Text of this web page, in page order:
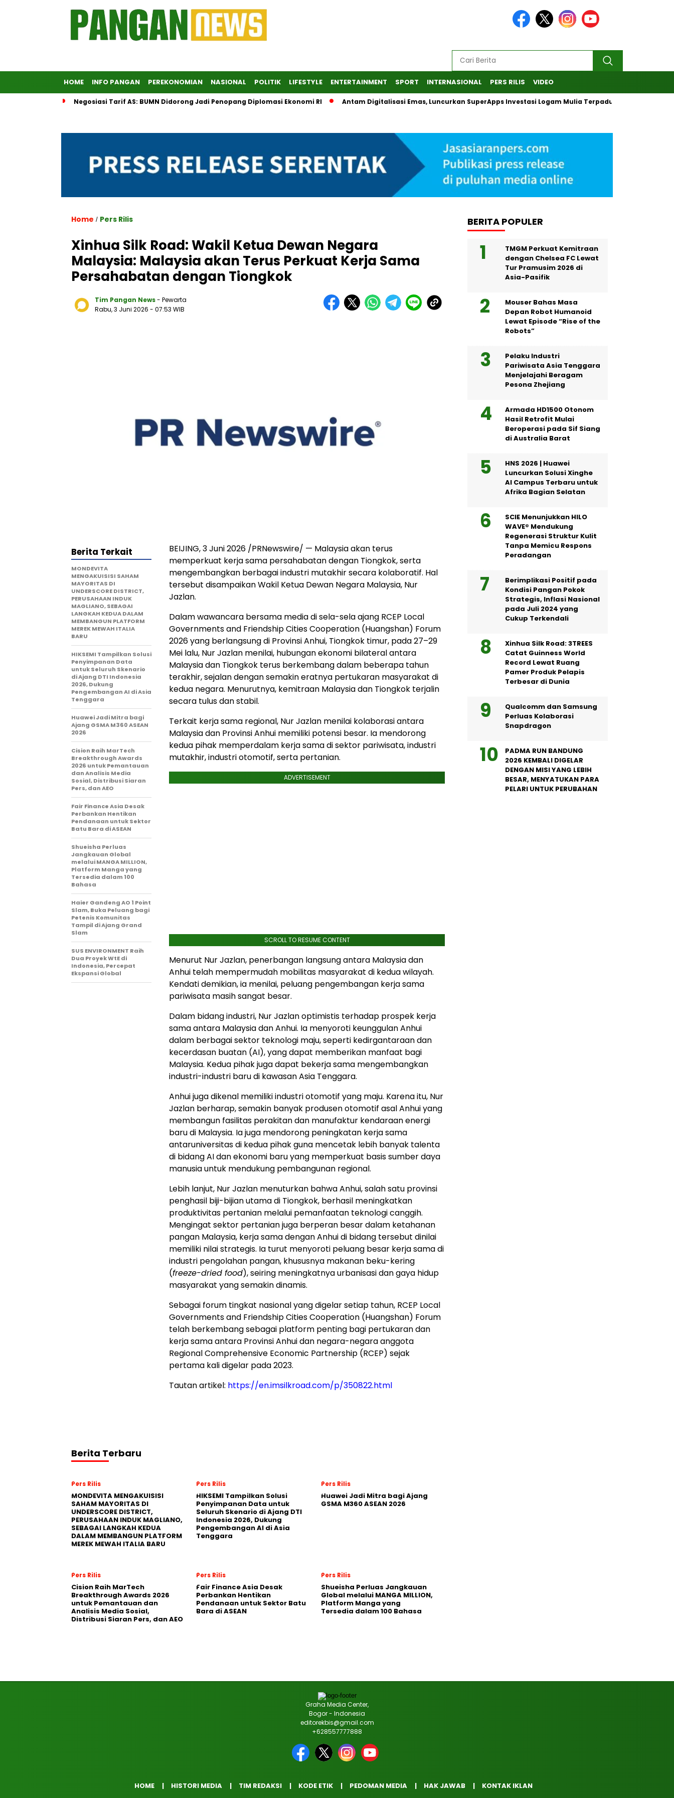
HOME INFO PANGAN PEREKONOMIAN NASIONAL POLITIK LIFESTYLE ENTERTAINMENT SPORT INTERNASIONAL PERS RILIS VIDEO
Negosiasi Tarif AS: BUMN Didorong Jadi Penopang Diplomasi Ekonomi RI Antam Digitalisasi Emas, Luncurkan SuperApps Investasi Logam Mulia Terpadu
Home / Pers Rilis
Xinhua Silk Road: Wakil Ketua Dewan Negara
Malaysia: Malaysia akan Terus Perkuat Kerja Sama
Persahabatan dengan Tiongkok
Tim Pangan News- Pewarta
Rabu, 3 Juni 2026 - 07:53 WIB
BEIJING, 3 Juni 2026 /PRNewswire/ — Malaysia akan terus
memperkuat kerja sama persahabatan dengan Tiongkok, serta
mengembangkan berbagai industri mutakhir secara kolaboratif. Hal
tersebut disampaikan Wakil Ketua Dewan Negara Malaysia, Nur
Jazlan.
Dalam wawancara bersama media di sela-sela ajang RCEP Local
Governments and Friendship Cities Cooperation (Huangshan) Forum
2026 yang berlangsung di Provinsi Anhui, Tiongkok timur, pada 27–29
Mei lalu, Nur Jazlan menilai, hubungan ekonomi bilateral antara
Malaysia dan Tiongkok terus berkembang dalam beberapa tahun
terakhir, sejalan dengan semakin eratnya pertukaran masyarakat di
kedua negara. Menurutnya, kemitraan Malaysia dan Tiongkok terjalin
secara tulus dan stabil.
Terkait kerja sama regional, Nur Jazlan menilai kolaborasi antara
Malaysia dan Provinsi Anhui memiliki potensi besar. Ia mendorong
kedua pihak memperdalam kerja sama di sektor pariwisata, industri
mutakhir, industri otomotif, serta pertanian.
ADVERTISEMENT
SCROLL TO RESUME CONTENT
Menurut Nur Jazlan, penerbangan langsung antara Malaysia dan
Anhui telah mempermudah mobilitas masyarakat di kedua wilayah.
Kendati demikian, ia menilai, peluang pengembangan kerja sama
pariwisata masih sangat besar.
Dalam bidang industri, Nur Jazlan optimistis terhadap prospek kerja
sama antara Malaysia dan Anhui. Ia menyoroti keunggulan Anhui
dalam berbagai sektor teknologi maju, seperti kedirgantaraan dan
kecerdasan buatan (AI), yang dapat memberikan manfaat bagi
Malaysia. Kedua pihak juga dapat bekerja sama mengembangkan
industri-industri baru di kawasan Asia Tenggara.
Anhui juga dikenal memiliki industri otomotif yang maju. Karena itu, Nur
Jazlan berharap, semakin banyak produsen otomotif asal Anhui yang
membangun fasilitas perakitan dan manufaktur kendaraan energi
baru di Malaysia. Ia juga mendorong peningkatan kerja sama
antaruniversitas di kedua pihak guna mencetak lebih banyak talenta
di bidang AI dan ekonomi baru yang memperkuat basis sumber daya
manusia untuk mendukung pembangunan regional.
Lebih lanjut, Nur Jazlan menuturkan bahwa Anhui, salah satu provinsi
penghasil biji-bijian utama di Tiongkok, berhasil meningkatkan
produktivitas pertanian melalui pemanfaatan teknologi canggih.
Mengingat sektor pertanian juga berperan besar dalam ketahanan
pangan Malaysia, kerja sama dengan Anhui di bidang tersebut dinilai
memiliki nilai strategis. Ia turut menyoroti peluang besar kerja sama di
industri pengolahan pangan, khususnya makanan beku-kering
(freeze-dried food), seiring meningkatnya urbanisasi dan gaya hidup
masyarakat yang semakin dinamis.
Sebagai forum tingkat nasional yang digelar setiap tahun, RCEP Local
Governments and Friendship Cities Cooperation (Huangshan) Forum
telah berkembang sebagai platform penting bagi pertukaran dan
kerja sama antara Provinsi Anhui dan negara-negara anggota
Regional Comprehensive Economic Partnership (RCEP) sejak
pertama kali digelar pada 2023.
Tautan artikel: https://en.imsilkroad.com/p/350822.html
Berita Terkait
MONDEVITA
MENGAKUISISI SAHAM
MAYORITAS DI
UNDERSCORE DISTRICT,
PERUSAHAAN INDUK
MAGLIANO, SEBAGAI
LANGKAH KEDUA DALAM
MEMBANGUN PLATFORM
MEREK MEWAH ITALIA
BARU
HIKSEMI Tampilkan Solusi
Penyimpanan Data
untuk Seluruh Skenario
di Ajang DTI Indonesia
2026, Dukung
Pengembangan AI di Asia
Tenggara
Huawei Jadi Mitra bagi
Ajang GSMA M360 ASEAN
2026
Cision Raih MarTech
Breakthrough Awards
2026 untuk Pemantauan
dan Analisis Media
Sosial, Distribusi Siaran
Pers, dan AEO
Fair Finance Asia Desak
Perbankan Hentikan
Pendanaan untuk Sektor
Batu Bara di ASEAN
Shueisha Perluas
Jangkauan Global
melalui MANGA MILLION,
Platform Manga yang
Tersedia dalam 100
Bahasa
Haier Gandeng AO 1 Point
Slam, Buka Peluang bagi
Petenis Komunitas
Tampil di Ajang Grand
Slam
SUS ENVIRONMENT Raih
Dua Proyek WtE di
Indonesia, Percepat
Ekspansi Global
Berita Terbaru
Pers Rilis
MONDEVITA MENGAKUISISI
SAHAM MAYORITAS DI
UNDERSCORE DISTRICT,
PERUSAHAAN INDUK MAGLIANO,
SEBAGAI LANGKAH KEDUA
DALAM MEMBANGUN PLATFORM
MEREK MEWAH ITALIA BARU
Pers Rilis
HIKSEMI Tampilkan Solusi
Penyimpanan Data untuk
Seluruh Skenario di Ajang DTI
Indonesia 2026, Dukung
Pengembangan AI di Asia
Tenggara
Pers Rilis
Huawei Jadi Mitra bagi Ajang
GSMA M360 ASEAN 2026
Pers Rilis
Cision Raih MarTech
Breakthrough Awards 2026
untuk Pemantauan dan
Analisis Media Sosial,
Distribusi Siaran Pers, dan AEO
Pers Rilis
Fair Finance Asia Desak
Perbankan Hentikan
Pendanaan untuk Sektor Batu
Bara di ASEAN
Pers Rilis
Shueisha Perluas Jangkauan
Global melalui MANGA MILLION,
Platform Manga yang
Tersedia dalam 100 Bahasa
BERITA POPULER
TMGM Perkuat Kemitraan
dengan Chelsea FC Lewat
Tur Pramusim 2026 di
Asia-Pasifik
Mouser Bahas Masa
Depan Robot Humanoid
Lewat Episode “Rise of the
Robots”
Pelaku Industri
Pariwisata Asia Tenggara
Menjelajahi Beragam
Pesona Zhejiang
Armada HD1500 Otonom
Hasil Retrofit Mulai
Beroperasi pada Sif Siang
di Australia Barat
HNS 2026 | Huawei
Luncurkan Solusi Xinghe
AI Campus Terbaru untuk
Afrika Bagian Selatan
SCIE Menunjukkan HILO
WAVE® Mendukung
Regenerasi Struktur Kulit
Tanpa Memicu Respons
Peradangan
Berimplikasi Positif pada
Kondisi Pangan Pokok
Strategis, Inflasi Nasional
pada Juli 2024 yang
Cukup Terkendali
Xinhua Silk Road: 3TREES
Catat Guinness World
Record Lewat Ruang
Pamer Produk Pelapis
Terbesar di Dunia
Qualcomm dan Samsung
Perluas Kolaborasi
Snapdragon
PADMA RUN BANDUNG
2026 KEMBALI DIGELAR
DENGAN MISI YANG LEBIH
BESAR, MENYATUKAN PARA
PELARI UNTUK PERUBAHAN
Graha Media Center,
Bogor - Indonesia
editorekbis@gmail.com
+628557777888
HOME HISTORI MEDIA TIM REDAKSI KODE ETIK PEDOMAN MEDIA HAK JAWAB KONTAK IKLAN